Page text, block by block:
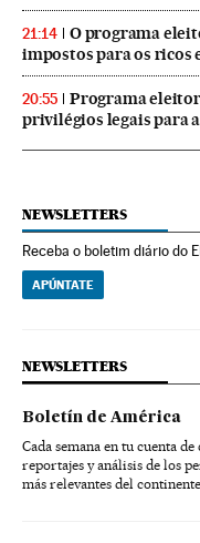
21:14
O programa
impostos para os ricos
20:55
Programa
privilégios legais para
NEWSLETTERS
Receba o boletim diário do
APÚNTATE
NEWSLETTERS
Boletín de América
Cada semana en tu cuenta
reportajes y análisis de los
más relevantes del